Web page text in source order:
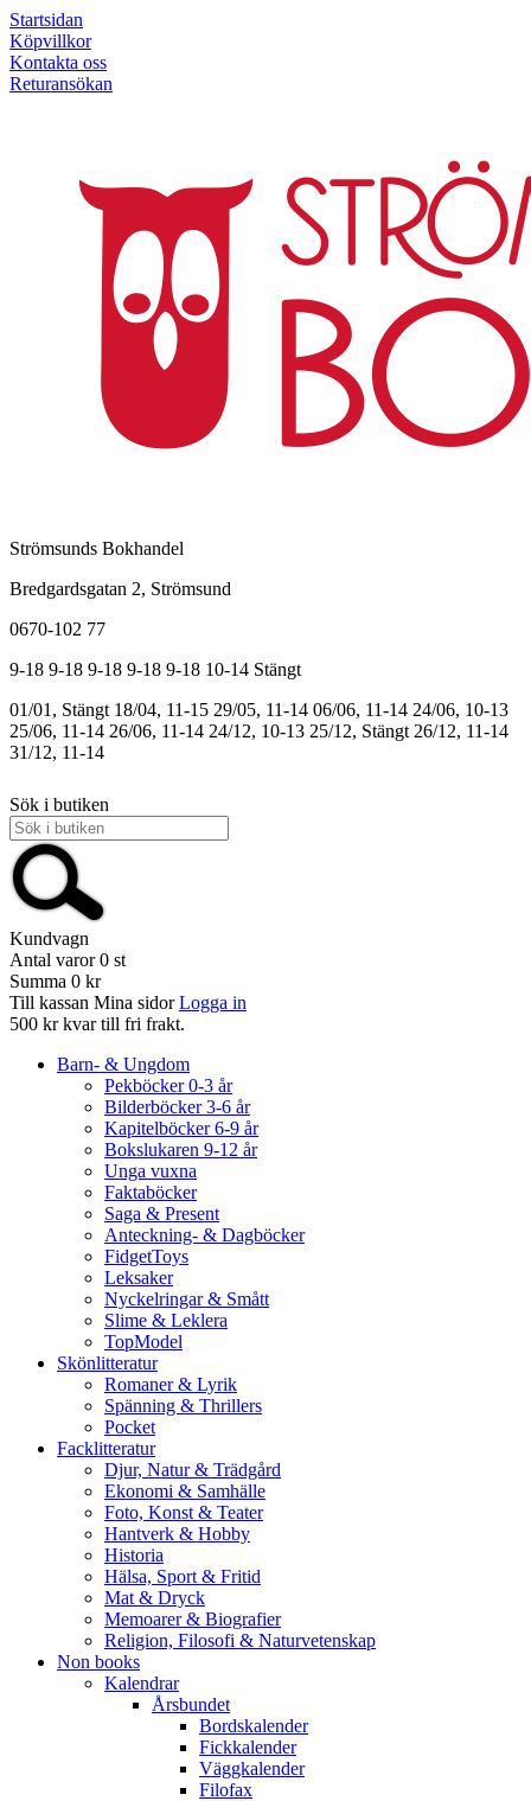
Startsidan
Köpvillkor
Kontakta oss
Returansökan
Strömsunds Bokhandel
Bredgardsgatan 2, Strömsund
0670-102 77
9-18 9-18 9-18 9-18 9-18 10-14 Stängt
01/01, Stängt 18/04, 11-15 29/05, 11-14 06/06, 11-14 24/06, 10-13
25/06, 11-14 26/06, 11-14 24/12, 10-13 25/12, Stängt 26/12, 11-14
31/12, 11-14
Sök i butiken
Kundvagn
Antal varor 0 st
Summa 0 kr
Till kassan Mina sidor Logga in
500 kr kvar till fri frakt.
Barn- & Ungdom
Pekböcker 0-3 år
Bilderböcker 3-6 år
Kapitelböcker 6-9 år
Bokslukaren 9-12 år
Unga vuxna
Faktaböcker
Saga & Present
Anteckning- & Dagböcker
FidgetToys
Leksaker
Nyckelringar & Smått
Slime & Leklera
TopModel
Skönlitteratur
Romaner & Lyrik
Spänning & Thrillers
Pocket
Facklitteratur
Djur, Natur & Trädgård
Ekonomi & Samhälle
Foto, Konst & Teater
Hantverk & Hobby
Historia
Hälsa, Sport & Fritid
Mat & Dryck
Memoarer & Biografier
Religion, Filosofi & Naturvetenskap
Non books
Kalendrar
Årsbundet
Bordskalender
Fickkalender
Väggkalender
Filofax